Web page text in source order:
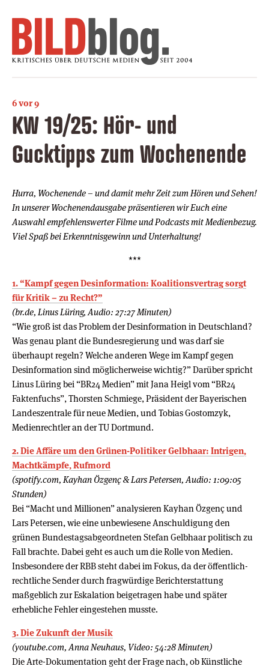
6 vor 9
KW 19/25: Hör- und
Gucktipps zum Wochenende
Hurra, Wochenende – und damit mehr Zeit zum Hören und Sehen!
In unserer Wochenendausgabe präsentieren wir Euch eine
Auswahl empfehlenswerter Filme und Podcasts mit Medienbezug.
Viel Spaß bei Erkenntnisgewinn und Unterhaltung!
***
1. “Kampf gegen Desinformation: Koalitionsvertrag sorgt
für Kritik – zu Recht?”
(br.de, Linus Lüring, Audio: 27:27 Minuten)
“Wie groß ist das Problem der Desinformation in Deutschland?
Was genau plant die Bundesregierung und was darf sie
überhaupt regeln? Welche anderen Wege im Kampf gegen
Desinformation sind möglicherweise wichtig?” Darüber spricht
Linus Lüring bei “BR24 Medien” mit Jana Heigl vom “BR24
Faktenfuchs”, Thorsten Schmiege, Präsident der Bayerischen
Landeszentrale für neue Medien, und Tobias Gostomzyk,
Medienrechtler an der TU Dortmund.
2. Die Affäre um den Grünen-Politiker Gelbhaar: Intrigen,
Machtkämpfe, Rufmord
(spotify.com, Kayhan Özgenç & Lars Petersen, Audio: 1:09:05
Stunden)
Bei “Macht und Millionen” analysieren Kayhan Özgenç und
Lars Petersen, wie eine unbewiesene Anschuldigung den
grünen Bundestagsabgeordneten Stefan Gelbhaar politisch zu
Fall brachte. Dabei geht es auch um die Rolle von Medien.
Insbesondere der RBB steht dabei im Fokus, da der öffentlich-
rechtliche Sender durch fragwürdige Berichterstattung
maßgeblich zur Eskalation beigetragen habe und später
erhebliche Fehler eingestehen musste.
3. Die Zukunft der Musik
(youtube.com, Anna Neuhaus, Video: 54:28 Minuten)
Die Arte-Dokumentation geht der Frage nach, ob Künstliche